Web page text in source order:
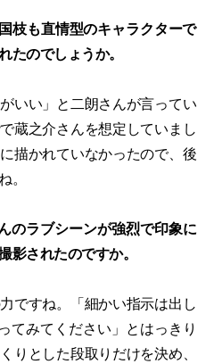
枝も直情型のキャラクターで
たのでしょうか。
いい」と二朗さんが言ってい
蔵之介さんを想定していまし
描かれていなかったので、後
。
のラブシーンが強烈で印象に
影されたのですか。
ですね。「細かい指示は出し
てみてください」とはっきり
りとした段取りだけを決め、